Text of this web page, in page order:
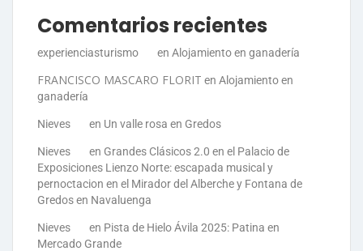
Comentarios recientes
experienciasturismo en Alojamiento en ganadería
FRANCISCO MASCARO FLORIT en Alojamiento en
ganadería
Nieves en Un valle rosa en Gredos
Nieves en Grandes Clásicos 2.0 en el Palacio de
Exposiciones Lienzo Norte: escapada musical y
pernoctacion en el Mirador del Alberche y Fontana de
Gredos en Navaluenga
Nieves en Pista de Hielo Ávila 2025: Patina en
Mercado Grande